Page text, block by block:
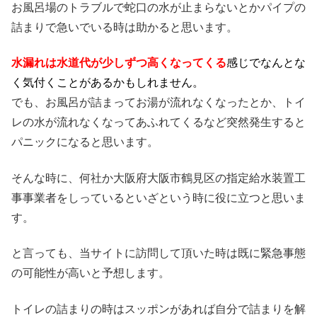
お風呂場のトラブルで蛇口の水が止まらないとかパイプの
詰まりで急いでいる時は助かると思います。
水漏れは水道代が少しずつ高くなってくる感じでなんとな
く気付くことがあるかもしれません。
でも、お風呂が詰まってお湯が流れなくなったとか、トイ
レの水が流れなくなってあふれてくるなど突然発生すると
パニックになると思います。
そんな時に、何社か大阪府大阪市鶴見区の指定給水装置工
事事業者をしっているといざという時に役に立つと思いま
す。
と言っても、当サイトに訪問して頂いた時は既に緊急事態
の可能性が高いと予想します。
トイレの詰まりの時はスッポンがあれば自分で詰まりを解